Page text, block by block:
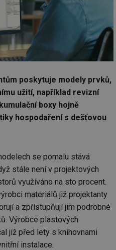
poskytuje modely prvků,
užití, například revizní
boxy hojně
hospodaření s dešťovou
se pomalu stává
stále není v projektových
využíváno na sto procent.
materiálů již projektanty
a zpřístupňují jim podrobné
Výrobce plastových
již před lety s knihovnami
instalace.